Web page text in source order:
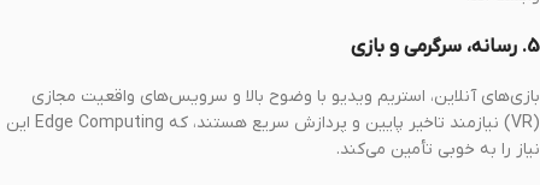
5. رسانه، سرگرمی و بازی
بازی‌های آنلاین، استریم ویدیو با وضوح بالا و سرویس‌های واقعیت مجازی
(VR) نیازمند تاخیر پایین و پردازش سریع هستند، که Edge Computing این
نیاز را به خوبی تأمین می‌کند.